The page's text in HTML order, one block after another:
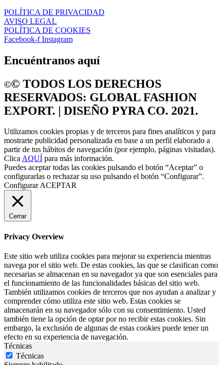
POLÍTICA DE PRIVACIDAD
AVISO LEGAL
POLÍTICA DE COOKIES
Facebook-f Instagram
Encuéntranos aquí
©️©️ TODOS LOS DERECHOS
RESERVADOS: GLOBAL FASHION
EXPORT. | DISEÑO PYRA CO. 2021.
Utilizamos cookies propias y de terceros para fines analíticos y para
mostrarte publicidad personalizada en base a un perfil elaborado a
partir de tus hábitos de navegación (por ejemplo, páginas visitadas).
ClicaAQUÍ para más información.
Puedes aceptar todas las cookies pulsando el botón “Aceptar” o
configurarlas o rechazar su uso pulsando el botón “Configurar”.
ConfigurarACEPTAR
Cerrar
Privacy Overview
Este sitio web utiliza cookies para mejorar su experiencia mientras
navega por el sitio web. De estas cookies, las que se clasifican como
necesarias se almacenan en su navegador ya que son esenciales para
el funcionamiento de las funcionalidades básicas del sitio web.
También utilizamos cookies de terceros que nos ayudan a analizar y
comprender cómo utiliza este sitio web. Estas cookies se
almacenarán en su navegador sólo con su consentimiento. Usted
también tiene la opción de optar por no recibir estas cookies. Sin
embargo, la exclusión de algunas de estas cookies puede tener un
efecto en su experiencia de navegación.
Técnicas
Técnicas